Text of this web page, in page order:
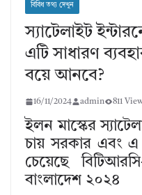
বিবিধ তথ্য দেখুন
স্যাটেলাইট
এটি সাধারণ
বয়ে আনবে?
16/11/2024 admin 811
ইলন মাস্কের
চায় সরকার এবং
চেয়েছে
বাংলাদেশ ২০২৪